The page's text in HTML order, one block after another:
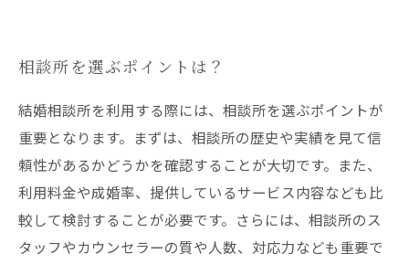
相談所を選ぶポイントは？
結婚相談所を利用する際には、相談所を選ぶポイントが
重要となります。まずは、相談所の歴史や実績を見て信
頼性があるかどうかを確認することが大切です。また、
利用料金や成婚率、提供しているサービス内容なども比
較して検討することが必要です。さらには、相談所のス
タッフやカウンセラーの質や人数、対応力なども重要で